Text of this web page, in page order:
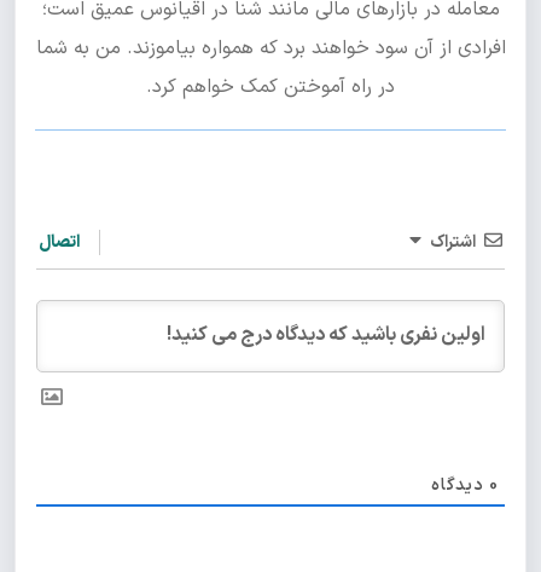
معامله در بازارهای مالی مانند شنا در اقیانوس عمیق است؛
افرادی از آن سود خواهند برد که همواره بیاموزند. من به شما
در راه آموختن کمک خواهم کرد.
اشتراک اتصال
0 دیدگاه